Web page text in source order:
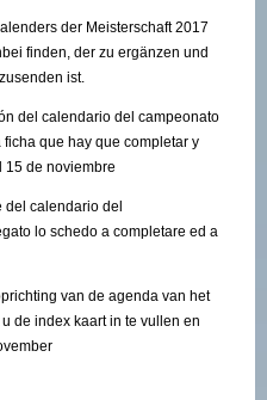
der Meisterschaft 2017
finden, der zu ergänzen und
ist.
del calendario del campeonato
que hay que completar y
15 de noviembre
del calendario del
lo schedo a completare ed a
van de agenda van het
de index kaart in te vullen en